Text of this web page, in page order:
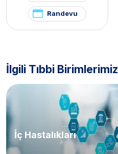
Randevu
İlgili Tıbbi Birimlerimiz
İç Hastalıkları